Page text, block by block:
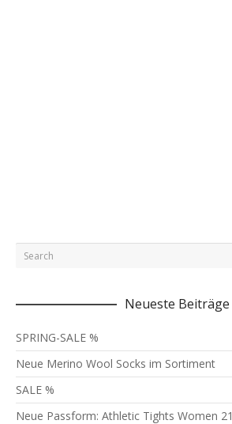
Neueste Beiträge
SPRING-SALE %
Neue Merino Wool Socks im Sortiment
SALE %
Neue Passform: Athletic Tights Women 21